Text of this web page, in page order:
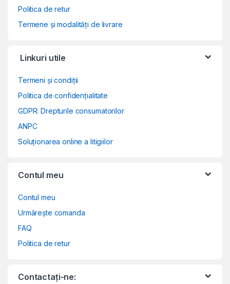
Politica de retur
Termene și modalități de livrare
Linkuri utile
Termeni și condiții
Politica de confidențialitate
GDPR: Drepturile consumatorilor
ANPC
Soluționarea online a litigiilor
Contul meu
Contul meu
Urmărește comanda
FAQ
Politica de retur
Contactați-ne: